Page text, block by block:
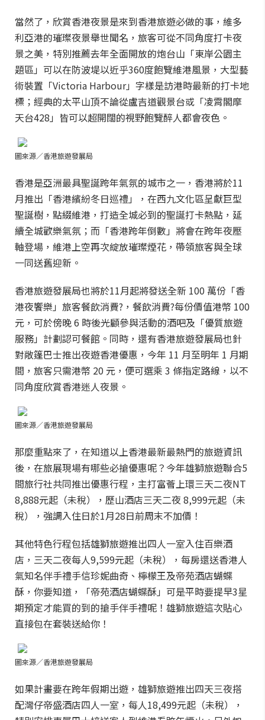
當然了，欣賞香港夜景是來到香港旅遊必做的事， 維多
利亞港的璀璨夜景舉世聞名，旅客可從不同角度打卡夜
景之美，特別推薦去年全面開放的炮台山「東岸公園主
題區」可以在防波堤以近乎360度飽覽維港風景，大型藝
術裝置「Victoria Harbour」字樣是訪港時最新的打卡地
標；經典的太平山頂不論從盧吉道觀景台或「凌霄閣摩
天台428」皆可以超開闊的視野飽覽醉人都會夜色。
圖來源／香港旅遊發展局
香港是亞洲最具聖誕跨年氣氛的城市之一，香港將於11
月推出「香港繽紛冬日巡禮」，在西九文化區呈獻巨型
聖誕樹，點綴維港，打造全城必到的聖誕打卡熱點，延
續全城歡樂氣氛；而「香港跨年倒數」將會在跨年夜壓
軸登場，維港上空再次綻放璀璨煙花，帶領旅客與全球
一同送舊迎新。
香港旅遊發展局也將於11月起將發送全新 100 萬份「香
港夜饗樂」旅客餐飲消費?，餐飲消費?每份價值港幣 100
元，可於傍晚 6 時後光顧參與活動的酒吧及「優質旅遊
服務」計劃認可餐館。同時，還有香港旅遊發展局也針
對敞篷巴士推出夜遊香港優惠，今年 11 月至明年 1 月期
間，旅客只需港幣 20 元，便可選乘 3 條指定路線，以不
同角度欣賞香港迷人夜景。
圖來源／香港旅遊發展局
那麼重點來了，在知道以上香港最新最熱門的旅遊資訊
後，在旅展現場有哪些必搶優惠呢？今年雄獅旅遊聯合5
間旅行社共同推出優惠行程，主打富薈上環三天二夜NT
8,888元起（未稅），歷山酒店三天二夜 8,999元起（未
稅），強調入住日於1月28日前周末不加價！
其他特色行程包括雄獅旅遊推出四人一室入住百樂酒
店，三天二夜每人9,599元起（未稅），每房還送香港人
氣知名伴手禮手信珍妮曲奇、檸檬王及帝苑酒店蝴蝶
酥，你要知道，「帝苑酒店蝴蝶酥」可是平時要提早3星
期預定才能買的到的搶手伴手禮呢！雄獅旅遊這次貼心
直接包在套裝送給你！
圖來源／香港旅遊發展局
如果計畫要在跨年假期出遊， 雄獅旅遊推出四天三夜搭
配灣仔帝盛酒店四人一室，每人18,499元起（未稅），